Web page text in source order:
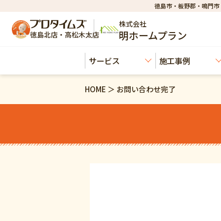
徳島市・板野郡・鳴門
徳島北店・高松木太店
株式会社
明ホームプラン
サービス 施工事例
HOME ＞ お問い合わせ完了